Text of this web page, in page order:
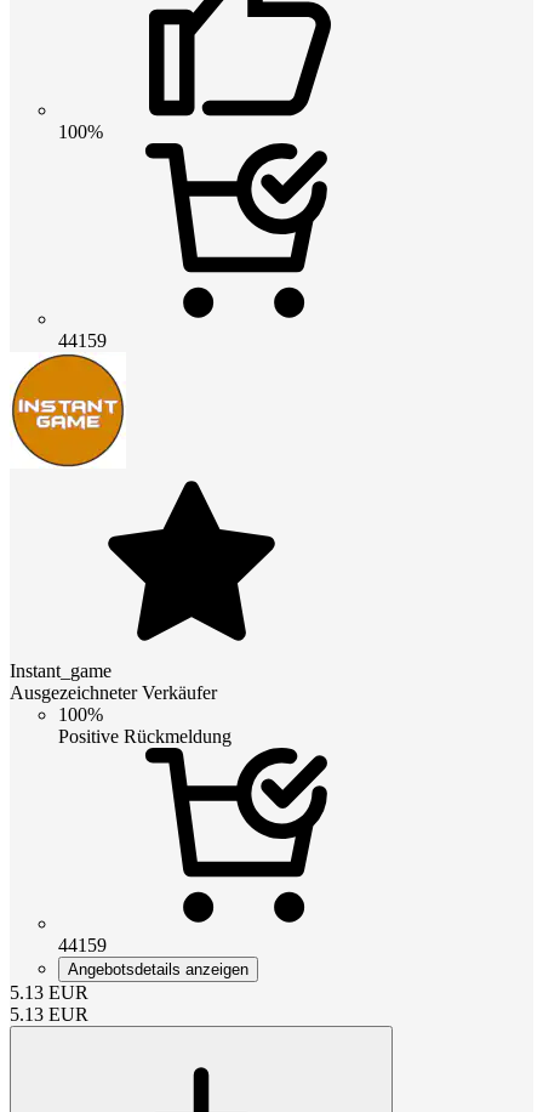
100%
44159
Instant_game
Ausgezeichneter Verkäufer
100%
Positive Rückmeldung
44159
Angebotsdetails anzeigen
5.13 EUR
5.13 EUR